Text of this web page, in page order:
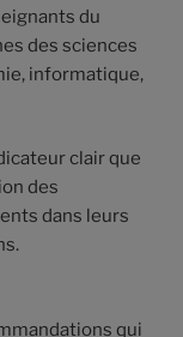
du
des sciences
informatique,
clair que
des
dans leurs
qui